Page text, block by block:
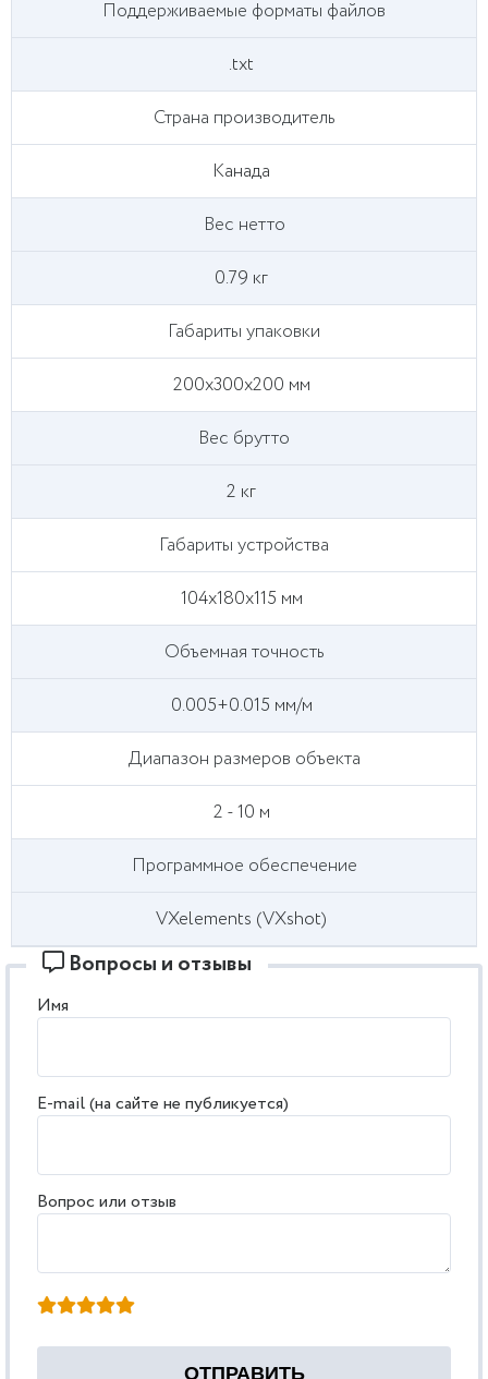
Поддерживаемые форматы файлов
.txt
Страна производитель
Канада
Вес нетто
0.79 кг
Габариты упаковки
200х300х200 мм
Вес брутто
2 кг
Габариты устройства
104х180х115 мм
Объемная точность
0.005+0.015 мм/м
Диапазон размеров объекта
2 - 10 м
Программное обеспечение
VXelements (VXshot)
Вопросы и отзывы
Имя
E-mail (на сайте не публикуется)
Вопрос или отзыв